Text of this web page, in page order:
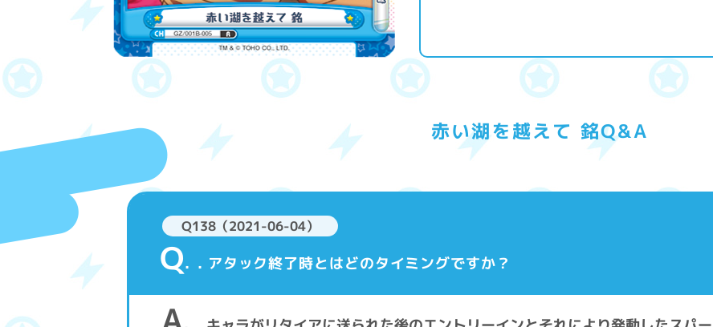
赤い湖を越えて 銘Q&A
Q138（2021-06-04）
Q . アタック終了時とはどのタイミングですか？